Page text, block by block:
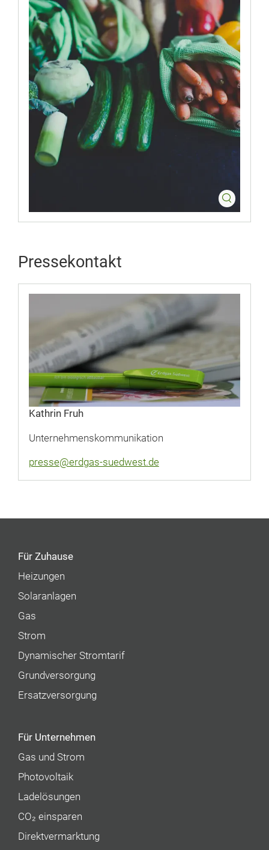
Pressekontakt
Kathrin Fruh
Unternehmenskommunikation
presse@erdgas-suedwest.de
Für Zuhause
Heizungen
Solaranlagen
Gas
Strom
Dynamischer Stromtarif
Grundversorgung
Ersatzversorgung
Für Unternehmen
Gas und Strom
Photovoltaik
Ladelösungen
CO₂ einsparen
Direktvermarktung